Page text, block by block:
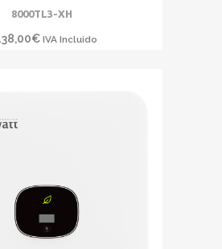
8000TL3-XH
€ IVA Incluido